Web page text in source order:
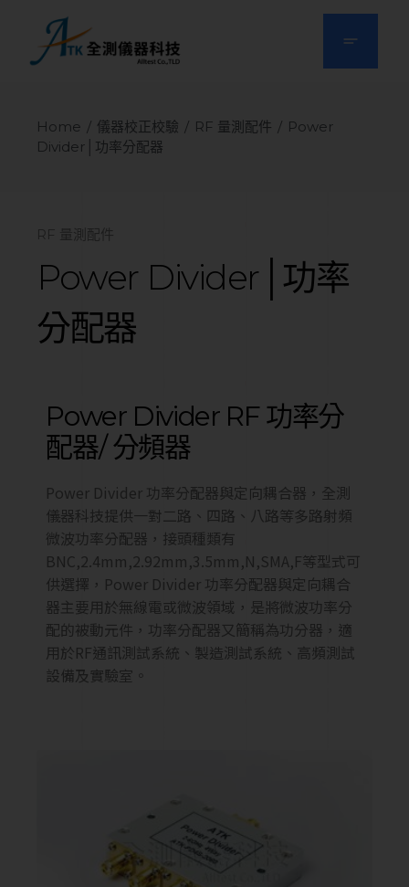
Home 儀器校正校驗 RF 量測配件
Power
Divider│功率分配器
RF 量測配件
Power Divider│功率
分配器
Power Divider RF 功率分
配器/ 分頻器
Power Divider 功率分配器與定向耦合器，全測
儀器科技提供一對二路、四路、八路等多路射頻
微波功率分配器，接頭種類有
BNC,2.4mm,2.92mm,3.5mm,N,SMA,F等型式可
供選擇，Power Divider 功率分配器與定向耦合
器主要用於無線電或微波領域，是將微波功率分
配的被動元件，功率分配器又簡稱為功分器，適
用於RF通訊測試系統、製造測試系統、高頻測試
設備及實驗室。